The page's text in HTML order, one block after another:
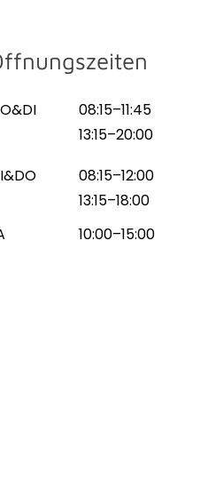
08:15–11:45
13:15–20:00
08:15–12:00
13:15–18:00
10:00–15:00